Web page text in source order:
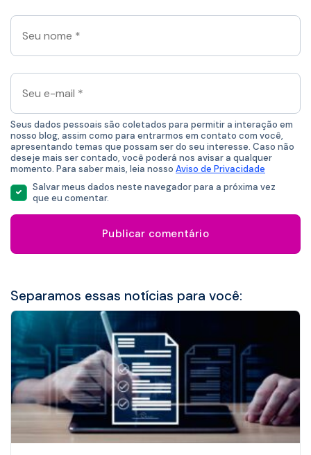
Seu
nome
*
Seu
e-
mail
*
Seus dados pessoais são coletados para permitir a interação em
nosso blog, assim como para entrarmos em contato com você,
apresentando temas que possam ser do seu interesse. Caso não
deseje mais ser contado, você poderá nos avisar a qualquer
momento. Para saber mais, leia nosso Aviso de Privacidade
Salvar meus dados neste navegador para a próxima vez
que eu comentar.
Separamos essas notícias para você: